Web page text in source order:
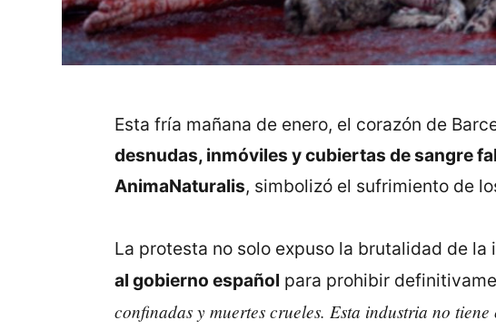
Esta fría mañana de enero, el corazón de
desnudas, inmóviles y cubiertas de sangre
AnimaNaturalis, simbolizó el sufrimiento de
La protesta no solo expuso la brutalidad de
al gobierno español para prohibir
confinadas y muertes crueles. Esta industria no